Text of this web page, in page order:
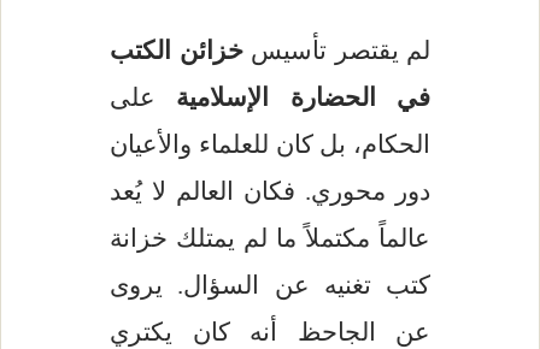
لم يقتصر تأسيسخزائن الكتب
في الحضارة الإسلامية على
الحكام، بل كان للعلماء والأعيان
دور محوري. فكان العالم لا يُعد
عالماً مكتملاً ما لم يمتلك خزانة
كتب تغنيه عن السؤال. يروى
عن الجاحظ أنه كان يكتري